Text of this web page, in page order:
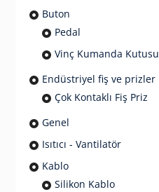
Buton
Pedal
Vinç Kumanda Kutusu
Endüstriyel fiş ve prizler
Çok Kontaklı Fiş Priz
Genel
Isıtıcı - Vantilatör
Kablo
Silikon Kablo